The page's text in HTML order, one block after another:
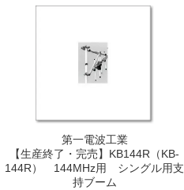
第一電波工業
【生産終了・完売】KB144R（KB-
144R） 144MHz用 シングル用支
持ブーム